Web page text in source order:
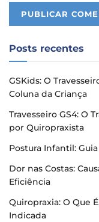
Posts recentes
GSKids: O
Coluna da Criança
Travesseiro GS4: O
por Quiropraxista
Postura Infantil:
Dor nas Costas:
Eficiência
Quiropraxia: O Que
Indicada